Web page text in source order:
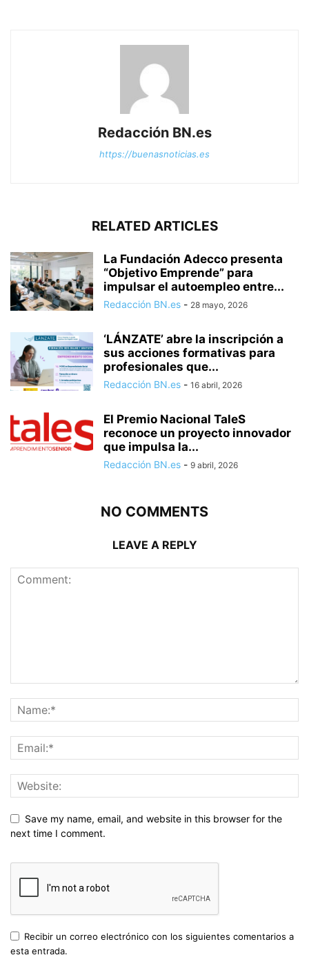
Redacción BN.es
https://buenasnoticias.es
RELATED ARTICLES
La Fundación Adecco presenta
“Objetivo Emprende” para
impulsar el autoempleo entre...
Redacción BN.es - 28 mayo, 2026
‘LÁNZATE’ abre la inscripción a
sus acciones formativas para
profesionales que...
Redacción BN.es - 16 abril, 2026
El Premio Nacional TaleS
reconoce un proyecto innovador
que impulsa la...
Redacción BN.es - 9 abril, 2026
NO COMMENTS
LEAVE A REPLY
Save my name, email, and website in this browser for the
next time I comment.
Recibir un correo electrónico con los siguientes comentarios a
esta entrada.